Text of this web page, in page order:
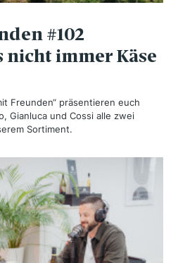
#102
nicht immer Käse
Freunden“ präsentieren euch
Gianluca und Cossi alle zwei
Sortiment.